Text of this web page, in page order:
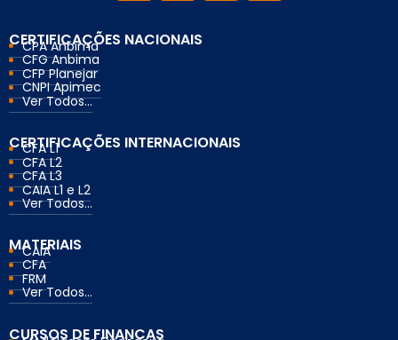
CERTIFICAÇÕES NACIONAIS
CPA Anbima
CFG Anbima
CFP Planejar
CNPI Apimec
Ver Todos...
CERTIFICAÇÕES INTERNACIONAIS
CFA L1
CFA L2
CFA L3
CAIA L1 e L2
Ver Todos...
MATERIAIS
CAIA
CFA
FRM
Ver Todos...
CURSOS DE FINANÇAS